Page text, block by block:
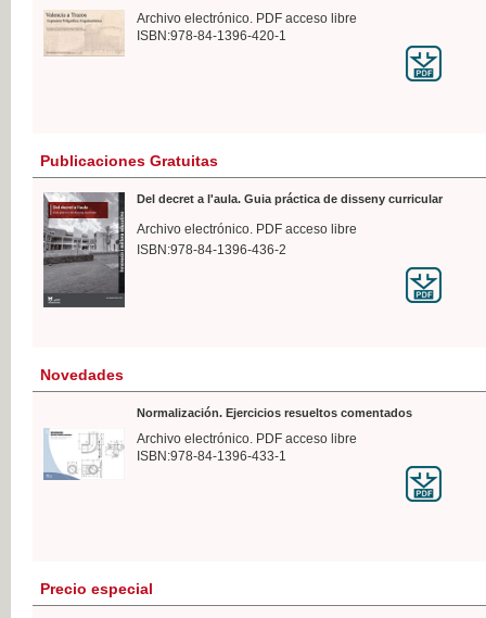
Archivo electrónico. PDF acceso libre
ISBN:978-84-1396-420-1
Publicaciones Gratuitas
Del decret a l'aula. Guia práctica de disseny curricular
Archivo electrónico. PDF acceso libre
ISBN:978-84-1396-436-2
Novedades
Normalización. Ejercicios resueltos comentados
Archivo electrónico. PDF acceso libre
ISBN:978-84-1396-433-1
Precio especial